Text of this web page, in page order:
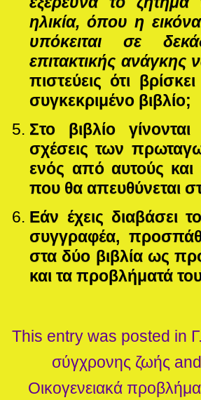
ηλικία, όπου η
υπόκειται σε
επιτακτικής ανάγκης
πιστεύεις ότι
συγκεκριμένο βιβλίο;
Στο βιβλίο
σχέσεις των
ενός από αυτούς
που θα απευθύνεται
Εάν έχεις διαβάσει
συγγραφέα,
στα δύο βιβλία ως
και τα προβλήματά
This entry was posted in
σύγχρονης ζωής
Οικογενειακά